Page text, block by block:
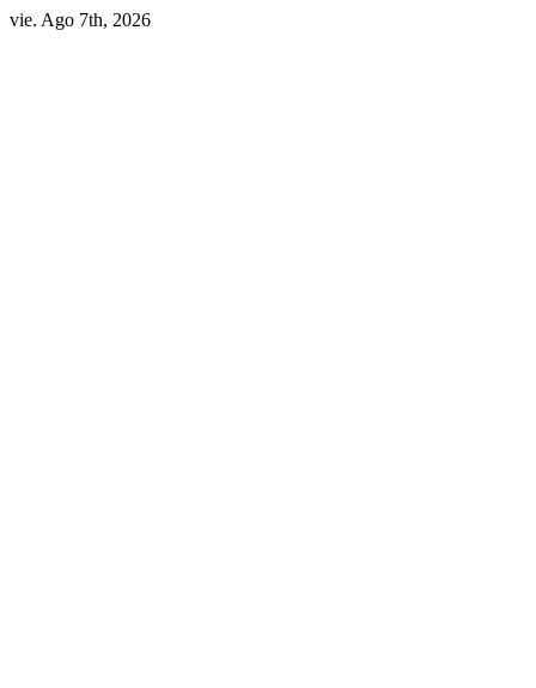
Skip
vie. Ago 7th, 2026